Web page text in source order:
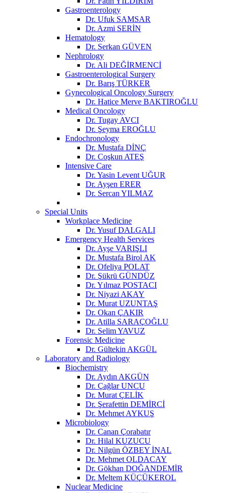
Gastroenterology
Dr. Ufuk SAMSAR
Dr. Azmi SERİN
Hematology
Dr. Serkan GÜVEN
Nephrology
Dr. Ali DEĞİRMENCİ
Gastroenterological Surgery
Dr. Barış TÜRKER
Gynecological Oncology Surgery
Dr. Hatice Merve BAKTIROĞLU
Medical Oncology
Dr. Tugay AVCI
Dr. Şeyma EROĞLU
Endochronology
Dr. Mustafa DİNÇ
Dr. Coşkun ATEŞ
Intensive Care
Dr. Yasin Levent UĞUR
Dr. Ayşen ERER
Dr. Sercan YILMAZ
Special Units
Workplace Medicine
Dr. Yusuf DALGALI
Emergency Health Services
Dr. Ayşe VARIŞLI
Dr. Mustafa Birol AK
Dr. Ofeliya POLAT
Dr. Şükrü GÜNDÜZ
Dr. Yılmaz POSTACI
Dr. Niyazi AKAY
Dr. Murat UZUNTAŞ
Dr. Okan ÇAKIR
Dr. Atilla SARAÇOĞLU
Dr. Selim YAVUZ
Forensic Medicine
Dr. Gültekin AKGÜL
Laboratory and Radiology
Biochemistry
Dr. Aydın AKGÜN
Dr. Çağlar UNCU
Dr. Murat ÇELİK
Dr. Şerafettin DEMİRCİ
Dr. Mehmet AYKUŞ
Microbiology
Dr. Canan Çorabatır
Dr. Hilal KUZUCU
Dr. Nilgün ÖZBEY İNAL
Dr. Mehmet OLDACAY
Dr. Gökhan DOĞANDEMİR
Dr. Meltem KÜÇÜKEROL
Nuclear Medicine